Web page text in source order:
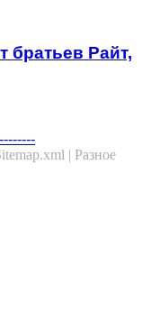
братьев Райт,
| Разное